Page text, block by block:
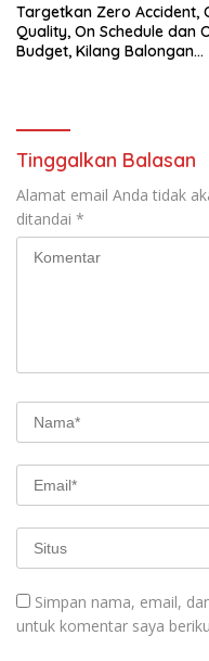
Targetkan Zero Accident,
Quality, On Schedule dan
Budget, Kilang Balongan
Tinggalkan Balasan
Alamat email Anda tidak
ditandai *
Simpan nama, email,
untuk komentar saya